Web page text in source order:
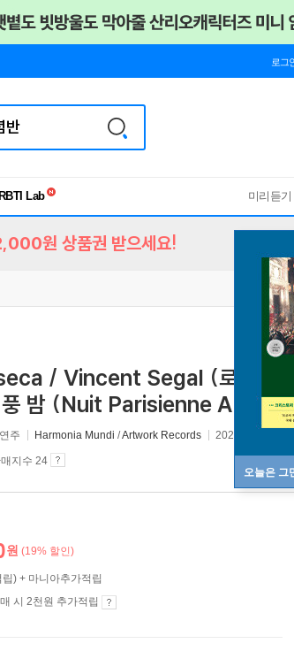
로그
RBTI Lab
서유형검사
미리듣기
오늘은 그
원 상품권 받으세요!
/ Vincent Segal (로베르토
풍 밤 (Nuit Parisienne A La
연주 Harmonia Mundi /Artwork Records 2026년 05월 14
지수 24
원 (19% 할인)
) + 마니아추가적립
시 2천원 추가적립